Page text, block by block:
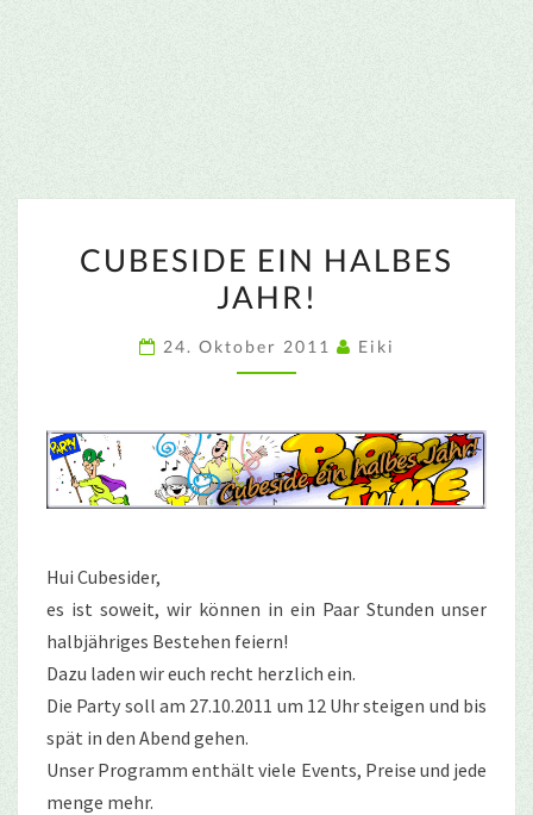
EIN
HALBES
CUBESIDE EIN HALBES
JAHR!
24. Oktober 2011 Eiki
Hui Cubesider,
es ist soweit, wir können in ein Paar Stunden unser
halbjähriges Bestehen feiern!
Dazu laden wir euch recht herzlich ein.
Die Party soll am 27.10.2011 um 12 Uhr steigen und bis
spät in den Abend gehen.
Unser Programm enthält viele Events, Preise und jede
menge mehr.